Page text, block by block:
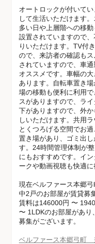
オートロックが付いて
して生活いただけます
多い日や上層階への移
設置されていますので
りいただけます。TV付
ので、来訪者の確認も
されていますので、車
オススメです。車幅の
あります。自転車置き
場の移動も便利に利用
スがありますので、ラ
下がありますので、外
しいただけます。共用
とくつろげる空間でお
置き場があり、ゴミ出
す。24時間管理体制が
にもおすすめです。イ
ークや動画視聴も快適に
現在ベルファース本郷
中2戸のお部屋が賃貸募
賃料は146000円 〜
〜 1LDKのお部屋があ
募集がございます。
ベルファース本郷弓町